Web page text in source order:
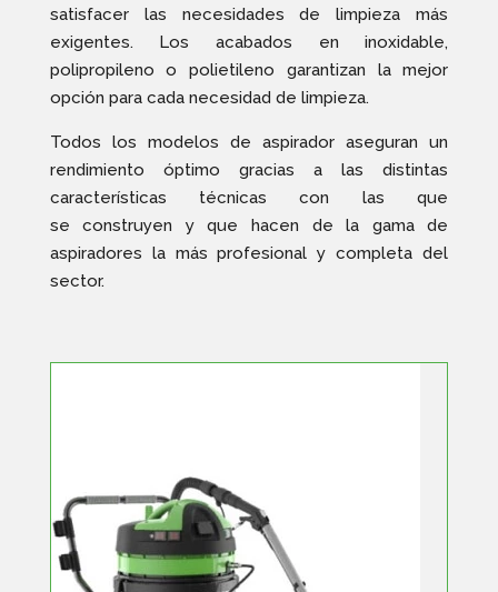
satisfacer las necesidades de limpieza más
exigentes. Los acabados en inoxidable,
polipropileno o polietileno garantizan la mejor
opción para cada necesidad de limpieza.
Todos los modelos de aspirador aseguran un
rendimiento óptimo gracias a las distintas
características técnicas con las que
se construyen y que hacen de la gama de
aspiradores la más profesional y completa del
sector.